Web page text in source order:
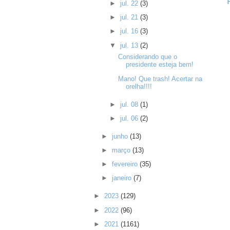
► jul. 22 (3)
► jul. 21 (3)
► jul. 16 (3)
▼ jul. 13 (2)
Considerando que o
presidente esteja bem!
Mano! Que trash! Acertar na
orelha!!!!
► jul. 08 (1)
► jul. 06 (2)
► junho(13)
► março(13)
►fevereiro(35)
► janeiro(7)
► 2023 (129)
► 2022 (96)
► 2021 (1161)